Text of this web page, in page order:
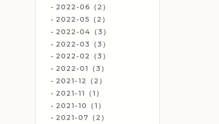
2022-06（2）
2022-05（2）
2022-04（3）
2022-03（3）
2022-02（3）
2022-01（3）
2021-12（2）
2021-11（1）
2021-10（1）
2021-07（2）